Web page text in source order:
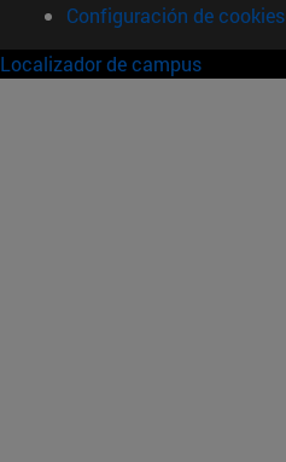
Configuración de cookies
Localizador de campus